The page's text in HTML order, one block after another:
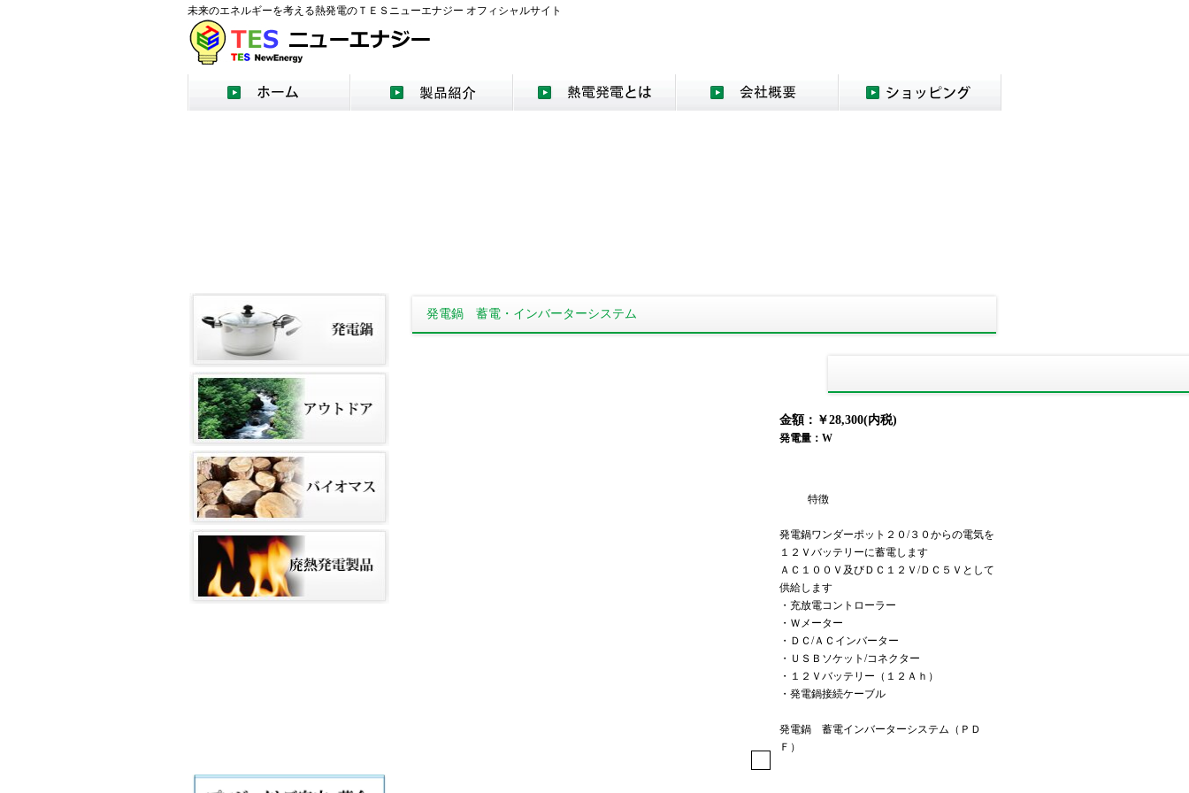
未来のエネルギーを考える熱発電のＴＥＳニューエナジー オフィシャルサイト
発電鍋 蓄電・インバーターシステム
金額：￥28,300(内税)
発電量：W
特徴
発電鍋ワンダーポット２０/３０からの電気を
１２Ｖバッテリーに蓄電します
ＡＣ１００Ｖ及びＤＣ１２Ｖ/ＤＣ５Ｖとして
供給します
・充放電コントローラー
・Ｗメーター
・ＤＣ/ＡＣインバーター
・ＵＳＢソケット/コネクター
・１２Ｖバッテリー（１２Ａｈ）
・発電鍋接続ケーブル
発電鍋 蓄電インバーターシステム（ＰＤ
Ｆ）